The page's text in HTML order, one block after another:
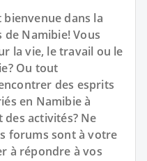
dans la
Namibie! Vous
la vie, le travail ou le
Ou tout
des esprits
en Namibie à
activités? Ne
forums sont à votre
à répondre à vos